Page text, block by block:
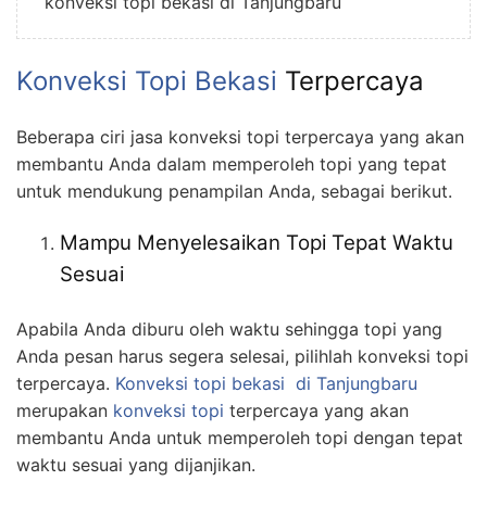
Konveksi Topi Bekasi Terpercaya
Beberapa ciri jasa konveksi topi terpercaya yang akan
membantu Anda dalam memperoleh topi yang tepat
untuk mendukung penampilan Anda, sebagai berikut.
Mampu Menyelesaikan Topi Tepat Waktu
Sesuai
Apabila Anda diburu oleh waktu sehingga topi yang
Anda pesan harus segera selesai, pilihlah konveksi topi
terpercaya. Konveksi topi bekasi di Tanjungbaru
merupakan konveksi topi terpercaya yang akan
membantu Anda untuk memperoleh topi dengan tepat
waktu sesuai yang dijanjikan.